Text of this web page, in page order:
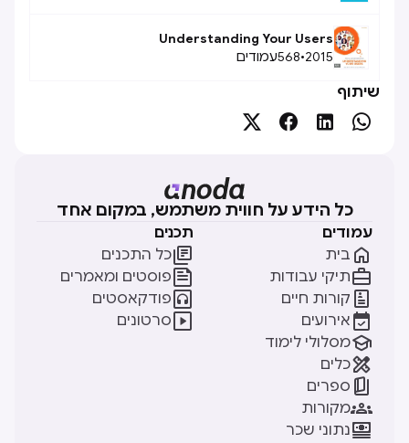
Understanding Your Users
2015
•
568עמודים
שיתוף




כל הידע על חווית משתמש, במקום אחד
עמודים
בית 
תיקי עבודות
קורות חיים 
אירועים 
מסלולי לימוד
כלים
ספרים 
מקורות
נתוני שכר
תכנים
כל התכנים
פוסטים ומאמרים
פודקאסטים 
סרטונים 